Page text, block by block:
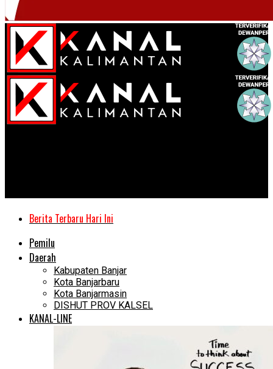
Berita Terbaru Hari Ini
Pemilu
Daerah
Kabupaten Banjar
Kota Banjarbaru
Kota Banjarmasin
DISHUT PROV KALSEL
KANAL-LINE